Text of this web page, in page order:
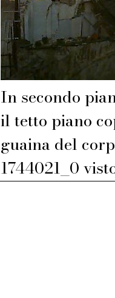
In secondo
il tetto piano
guaina del
1744021_0